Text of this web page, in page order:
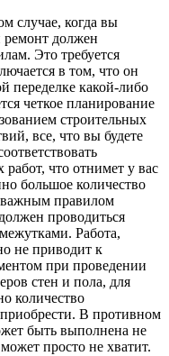
случае, когда вы
ремонт должен
Это требуется
в том, что он
переделке какой-либо
четкое планирование
строительных
все, что вы будете
работ, что отнимет у вас
большое количество
правилом
проводиться
Работа,
не приводит к
при проведении
стен и пола, для
количество
приобрести. В противном
быть выполнена не
просто не хватит.